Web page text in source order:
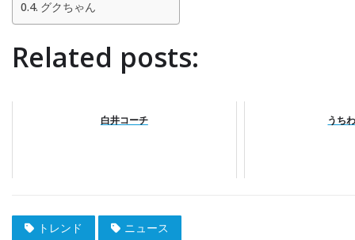
グクちゃん
Related posts:
白井コーチ うち
トレンド ニュース